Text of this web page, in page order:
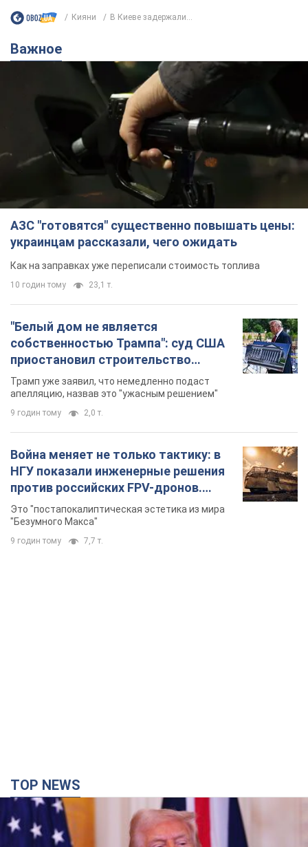
Кияни В Киеве задержали...
Важное
АЗС "готовятся" существенно повышать цены:
украинцам рассказали, чего ожидать
Как на заправках уже переписали стоимость топлива
10 годин тому 23,1 т.
"Белый дом не является
собственностью Трампа": суд США
приостановил строительство
бального зала стоимостью 400 млн
долларов
Трамп уже заявил, что немедленно подаст
апелляцию, назвав это "ужасным решением"
9 годин тому 2,0 т.
Война меняет не только тактику: в
НГУ показали инженерные решения
против российских FPV-дронов.
Фото
Это "постапокалиптическая эстетика из мира
"Безумного Макса"
9 годин тому 7,7 т.
TOP NEWS